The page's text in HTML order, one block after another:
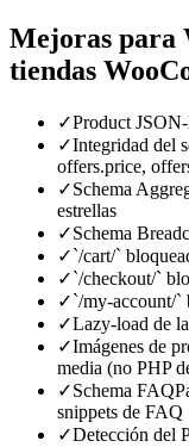
Mejoras para
tiendas
✓Product
✓Integridad del
offers.price,
✓Schema
estrellas
✓Schema
✓`/cart/`
✓`/checkout/`
✓`/my-account/`
✓Lazy-load de
✓Imágenes de
media (no PHP
✓Schema
snippets de FAQ
✓Detección del